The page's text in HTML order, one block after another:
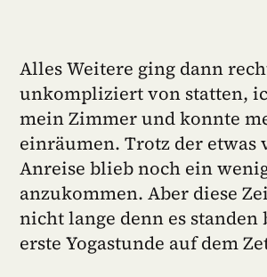
Alles Weitere ging dann
unkompliziert von statten,
mein Zimmer und konnte
einräumen. Trotz der etwas
Anreise blieb noch ein
anzukommen. Aber diese
nicht lange denn es standen
erste Yogastunde auf dem